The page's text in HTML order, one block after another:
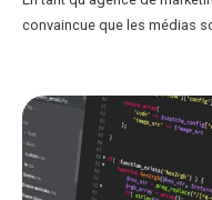
convaincue que les médias